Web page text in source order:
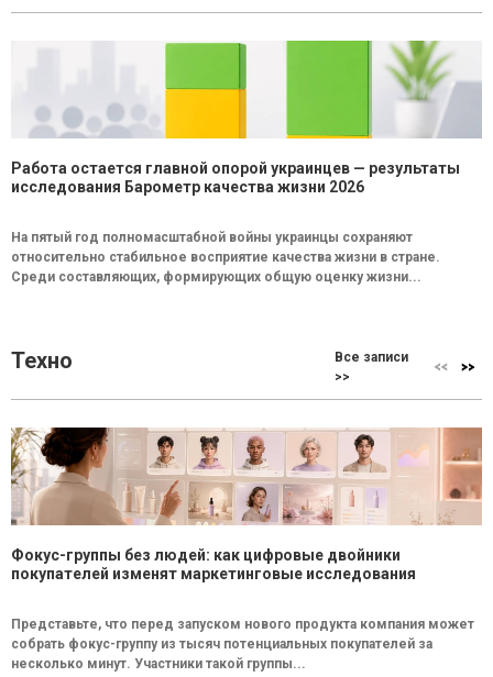
Работа остается главной опорой украинцев — результаты
исследования Барометр качества жизни 2026
На пятый год полномасштабной войны украинцы сохраняют
относительно стабильное восприятие качества жизни в стране.
Среди составляющих, формирующих общую оценку жизни...
Техно
Все записи
>>
Фокус-группы без людей: как цифровые двойники
покупателей изменят маркетинговые исследования
Представьте, что перед запуском нового продукта компания может
собрать фокус-группу из тысяч потенциальных покупателей за
несколько минут. Участники такой группы...